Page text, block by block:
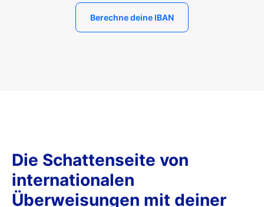
Berechne deine IBAN
Die Schattenseite von
internationalen
Überweisungen mit deiner